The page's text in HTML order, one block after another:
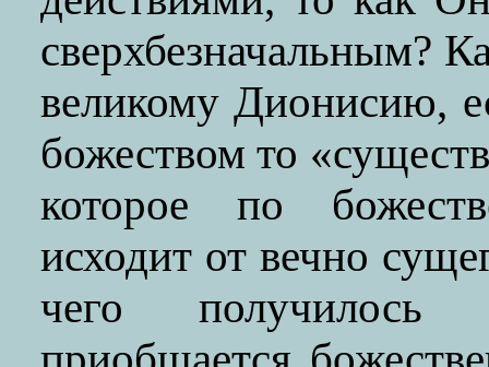
сверхбезначальным?
великому Дионисию,
божеством то
которое по
исходит от вечно
чего